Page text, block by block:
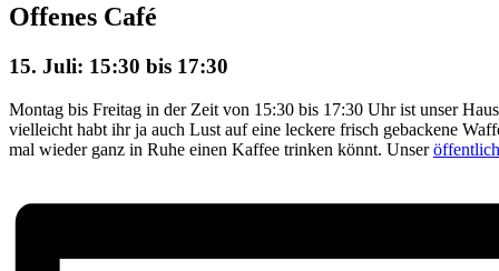
Offenes Café
15. Juli: 15:30 bis 17:30
Montag bis Freitag in der Zeit von 15:30 bis 17:30 Uhr ist unser
vielleicht habt ihr ja auch Lust auf eine leckere frisch gebackene
mal wieder ganz in Ruhe einen Kaffee trinken könnt. Unser